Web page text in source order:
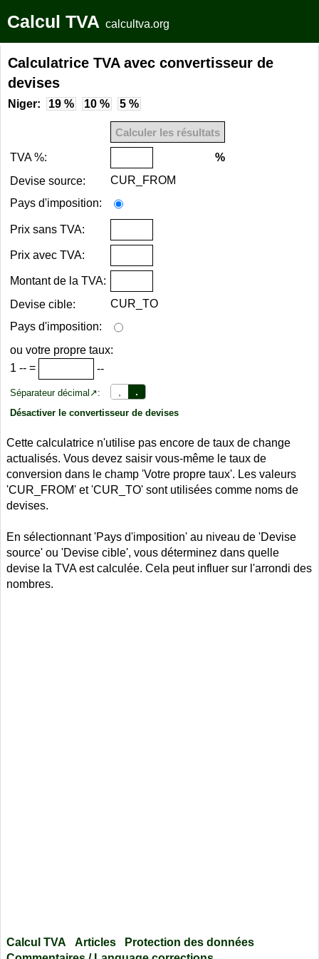
Calcul TVA calcultva.org
Calculatrice TVA avec convertisseur de
devises
Niger: 19 % 10 % 5 %
TVA %:
%
Devise source:
CUR_FROM
Pays d'imposition:
Prix sans TVA:
Prix avec TVA:
Montant de la TVA:
Devise cible:
CUR_TO
Pays d'imposition:
ou votre propre taux:
1 -- = --
Séparateur décimal↗: .
Désactiver le convertisseur de devises
Cette calculatrice n'utilise pas encore de taux de change
actualisés. Vous devez saisir vous-même le taux de
conversion dans le champ 'Votre propre taux'. Les valeurs
'CUR_FROM' et 'CUR_TO' sont utilisées comme noms de
devises.
En sélectionnant 'Pays d'imposition' au niveau de 'Devise
source' ou 'Devise cible', vous déterminez dans quelle
devise la TVA est calculée. Cela peut influer sur l'arrondi des
nombres.
Calcul TVA Articles
Protection des données